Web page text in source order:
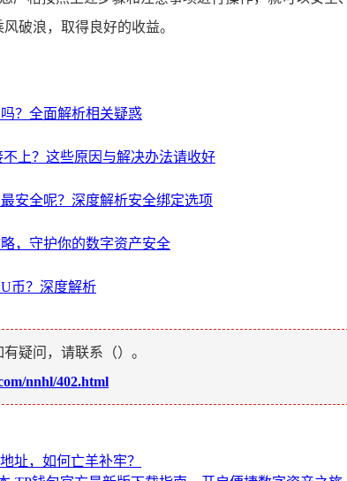
破浪，取得良好的收益。
？全面解析相关疑惑
上？这些原因与解决办法请收好
安全呢？深度解析安全绑定选项
，守护你的数字资产安全
币？深度解析
有疑问，请联系（）。
nnhl/402.html
址，如何亡羊补牢？